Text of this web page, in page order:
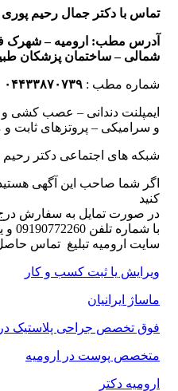
تماس با دکتر جمال رحیم پوری
آدرس مطب: ارومیه – شهرک
شمالی – ساختمان پزشکان
شماره مطب : ۰۴۴۳۳۸۷۰۷۳۹
ایمپلنت دندانی – عصب کشی و
و سرامیکی – پروتزهای ثابت و
شبکه های اجتماعی دکتر
اگر شما صاحب این آگهی هستید
کنید
در صورت تمایل به سفارش
با
سایت ارومیه تبلیغ تماس حاصل
ویرایش یا ثبت کسب و کار
ماساژ ایرانیان
فوق تخصص جراحی پلاستیک در
متخصص پوست در ارومیه
ارومیه دکتر